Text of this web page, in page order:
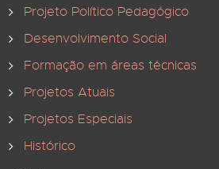
Projeto Político Pedagógico
Desenvolvimento Social
Formação em áreas técnicas
Projetos Atuais
Projetos Especiais
Histórico